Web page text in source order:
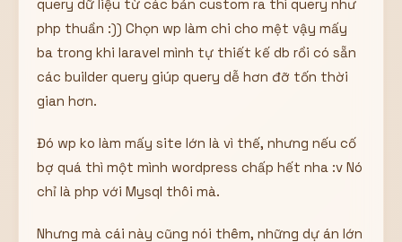
query dữ liệu từ các bản custom ra thì query như
php thuần :)) Chọn wp làm chi cho mệt vậy mấy
ba trong khi laravel mình tự thiết kế db rồi có sẵn
các builder query giúp query dễ hơn đỡ tốn thời
gian hơn.
Đó wp ko làm mấy site lớn là vì thế, nhưng nếu cố
bợ quá thì một mình wordpress chấp hết nha :v Nó
chỉ là php với Mysql thôi mà.
Nhưng mà cái này cũng nói thêm, những dự án lớn